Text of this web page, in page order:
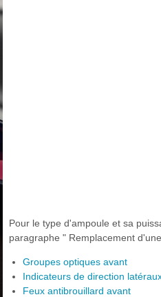
Pour le type d'ampoule et sa
paragraphe " Remplacement
Groupes optiques avant
Indicateurs de direction
Feux antibrouillard avant